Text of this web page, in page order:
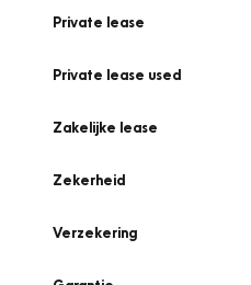
Private lease
Private lease used
Zakelijke lease
Zekerheid
Verzekering